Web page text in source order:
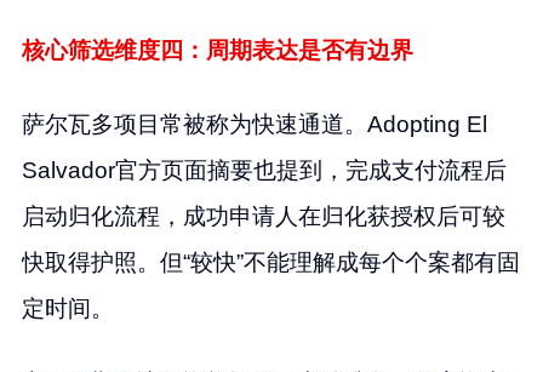
核心筛选维度四：周期表达是否有边界
萨尔瓦多项目常被称为快速通道。Adopting El
Salvador官方页面摘要也提到，完成支付流程后
启动归化流程，成功申请人在归化获授权后可较
快取得护照。但“较快”不能理解成每个个案都有固
定时间。